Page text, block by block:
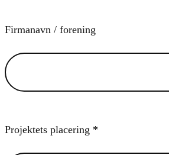
Firmanavn / forening
Projektets placering *